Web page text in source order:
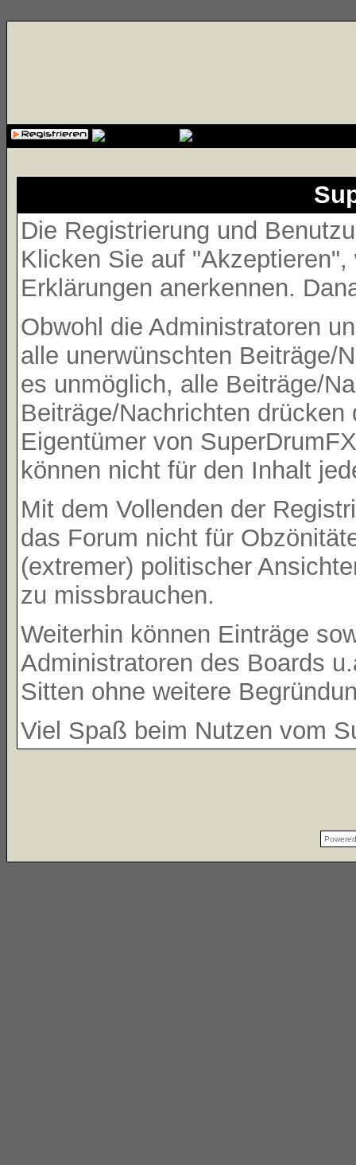
Die Registrierung und
Klicken Sie auf
Erklärungen anerkennen.
Obwohl die Administratoren
alle unerwünschten Beiträge/
es unmöglich, alle Beiträge/
Beiträge/Nachrichten
Eigentümer von
können nicht für den Inhalt
Mit dem Vollenden der
das Forum nicht für
(extremer) politischer
zu missbrauchen.
Weiterhin können Einträge
Administratoren des Boards
Sitten ohne weitere
Viel Spaß beim Nutzen vom